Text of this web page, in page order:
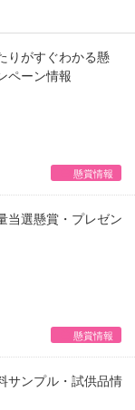
りがすぐわかる懸
ペーン情報
懸賞情報
当選懸賞・プレゼン
懸賞情報
サンプル・試供品情